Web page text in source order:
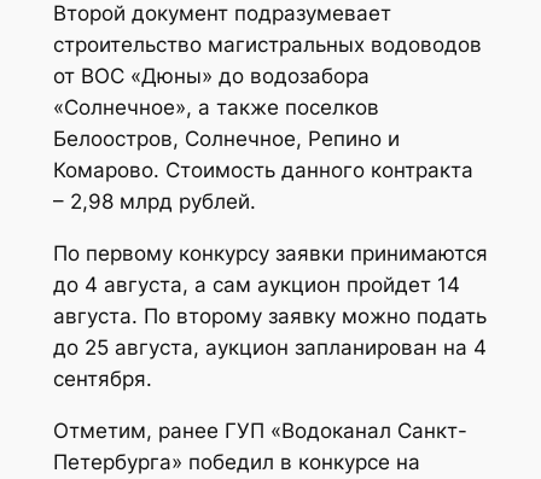
Второй документ подразумевает
строительство магистральных водоводов
от ВОС «Дюны» до водозабора
«Солнечное», а также поселков
Белоостров, Солнечное, Репино и
Комарово. Стоимость данного контракта
– 2,98 млрд рублей.
По первому конкурсу заявки принимаются
до 4 августа, а сам аукцион пройдет 14
августа. По второму заявку можно подать
до 25 августа, аукцион запланирован на 4
сентября.
Отметим, ранее ГУП «Водоканал Санкт-
Петербурга» победил в конкурсе на